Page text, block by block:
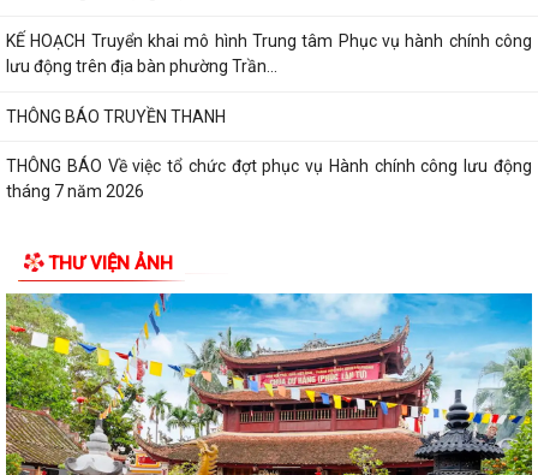
Đồng chí Vũ Thị Hiên, Phó bí thư thường trực Đảng ủy phường Trần
danh tại Nghĩa trang Liệt Lê Lợi...
Hơn 30 cán bộ, hội viên chữ thập đỏ trên địa bàn phường Trần Hưng
Đạo được tập huấn kỹ năng sơ cấp...
QUYẾT ĐỊNH Về việc công bố Danh mục thủ tục hành chính mới ban
hành, bị bãi bỏ thuộc phạm vi chức...
Đ/c Nguyễn Văn Hà Phó bí thư Đảng ủy- Chủ tịch UBND phường thăm
tặng quà các gia đình chính sách...
THƯ VIỆN ẢNH